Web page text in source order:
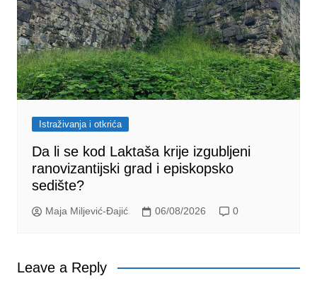
Istraživanja i otkrića
Da li se kod Laktaša krije izgubljeni
ranovizantijski grad i episkopsko
sedište?
Maja Miljević-Đajić 06/08/2026 0
Leave a Reply